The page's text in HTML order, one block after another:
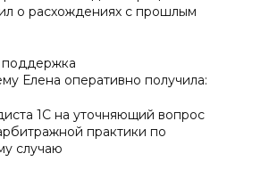
о расхождениях с прошлым
поддержка
Елена оперативно получила:
1С на уточняющий вопрос
практики по
случаю